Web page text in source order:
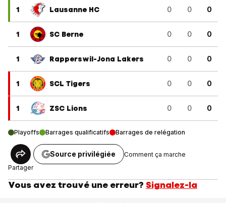
1 Lausanne HC 0 0 0
1 SC Berne 0 0 0
1 Rapperswil-Jona Lakers 0 0 0
1 SCL Tigers 0 0 0
1 ZSC Lions 0 0 0
Playoffs Barrages qualificatifs Barrages de relégation
Partager
Source privilégiée Comment ça marche
Vous avez trouvé une erreur? Signalez-la